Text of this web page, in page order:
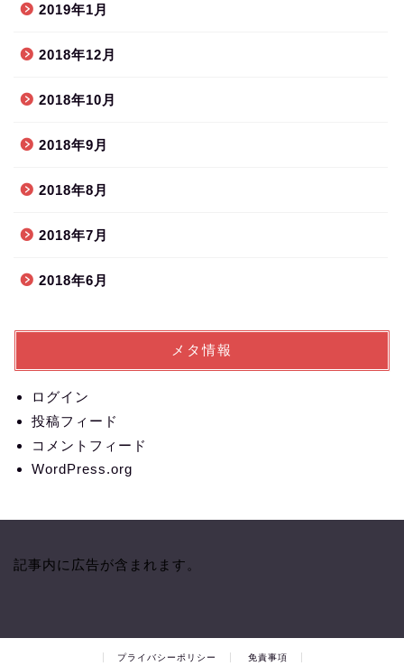
2019年1月
2018年12月
2018年10月
2018年9月
2018年8月
2018年7月
2018年6月
メタ情報
ログイン
投稿フィード
コメントフィード
WordPress.org
記事内に広告が含まれます。
プライバシーポリシー 免責事項